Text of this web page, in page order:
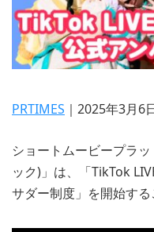
PRTIMES ｜2025年3月6
ショートムービープラ
ック)」は、「TikTok
サダー制度」を開始する